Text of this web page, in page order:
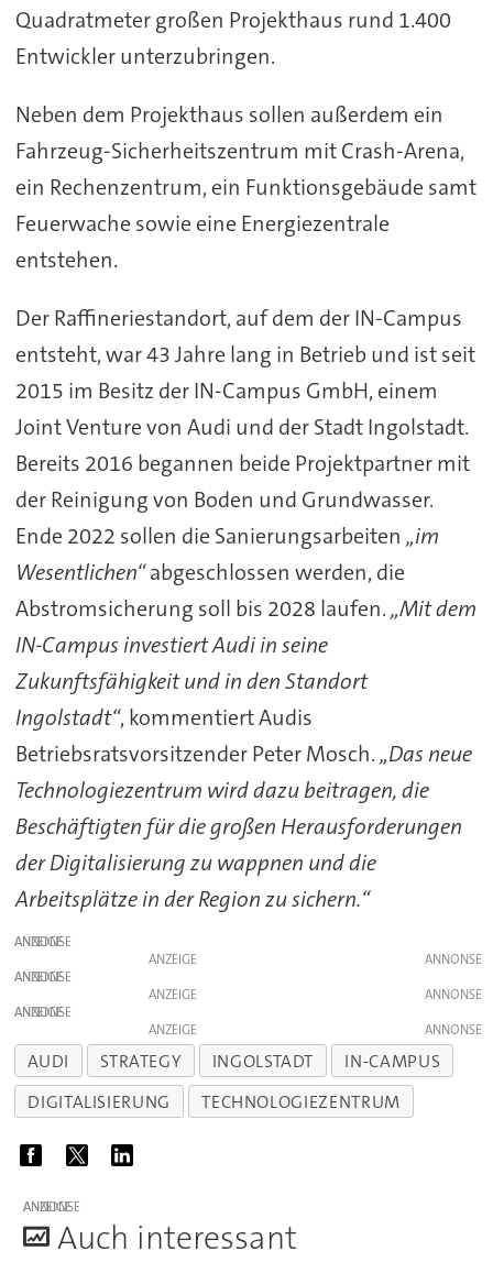
Quadratmeter großen Projekthaus rund 1.400
Entwickler unterzubringen.
Neben dem Projekthaus sollen außerdem ein
Fahrzeug-Sicherheitszentrum mit Crash-Arena,
ein Rechenzentrum, ein Funktionsgebäude samt
Feuerwache sowie eine Energiezentrale
entstehen.
Der Raffineriestandort, auf dem der IN-Campus
entsteht, war 43 Jahre lang in Betrieb und ist seit
2015 im Besitz der IN-Campus GmbH, einem
Joint Venture von Audi und der Stadt Ingolstadt.
Bereits 2016 begannen beide Projektpartner mit
der Reinigung von Boden und Grundwasser.
Ende 2022 sollen die Sanierungsarbeiten „im
Wesentlichen“abgeschlossen werden, die
Abstromsicherung soll bis 2028 laufen.„Mit dem
IN-Campus investiert Audi in seine
Zukunftsfähigkeit und in den Standort
Ingolstadt“, kommentiert Audis
Betriebsratsvorsitzender Peter Mosch.„Das neue
Technologiezentrum wird dazu beitragen, die
Beschäftigten für die großen Herausforderungen
der Digitalisierung zu wappnen und die
Arbeitsplätze in der Region zu sichern.“
ANZEIGE
ANZEIGE
ANZEIGE
ANZEIGE
ANZEIGE
ANZEIGE
AUDI STRATEGY INGOLSTADT
IN-CAMPUS
DIGITALISIERUNG
TECHNOLOGIEZENTRUM
ANZEIGE
Auch interessant